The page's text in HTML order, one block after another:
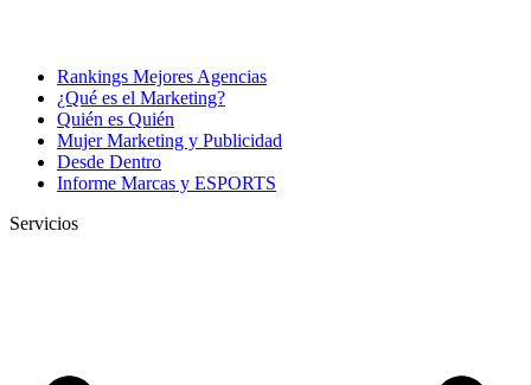
Rankings Mejores Agencias
¿Qué es el Marketing?
Quién es Quién
Mujer Marketing y Publicidad
Desde Dentro
Informe Marcas y ESPORTS
Servicios